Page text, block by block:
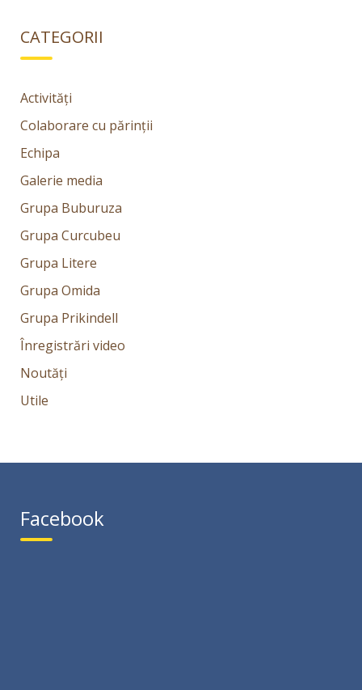
CATEGORII
Activități
Colaborare cu părinții
Echipa
Galerie media
Grupa Buburuza
Grupa Curcubeu
Grupa Litere
Grupa Omida
Grupa Prikindell
Înregistrări video
Noutăți
Utile
Facebook